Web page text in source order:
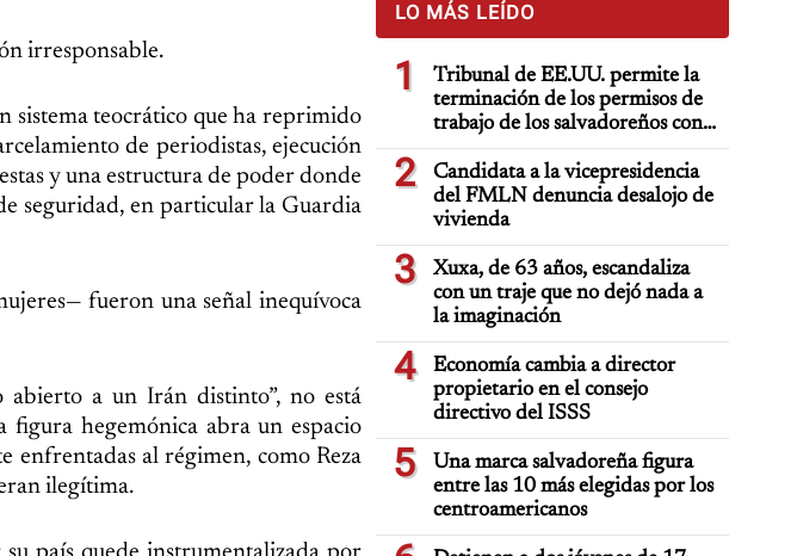
irresponsable.
sistema teocrático que ha reprimido
de periodistas, ejecución
y una estructura de poder donde
seguridad, en particular la Guardia
fueron una señal inequívoca
abierto a un Irán distinto”, no está
hegemónica abra un espacio
enfrentadas al régimen, como Reza
ilegítima.
LO MÁS LEÍDO
1
Tribunal de EE.UU. permite la
terminación de los permisos de
trabajo de los salvadoreños con
TPS
2
Candidata a la vicepresidencia
del FMLN denuncia desalojo de
vivienda
3
Xuxa, de 63 años, escandaliza
con un traje que no dejó nada a
la imaginación
4
Economía cambia a director
propietario en el consejo
directivo del ISSS
5
Una marca salvadoreña figura
entre las 10 más elegidas por los
centroamericanos